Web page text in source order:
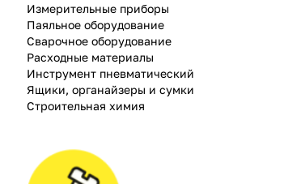
Измерительные приборы
Паяльное оборудование
Сварочное оборудование
Расходные материалы
Инструмент пневматический
Ящики, органайзеры и сумки
Строительная химия